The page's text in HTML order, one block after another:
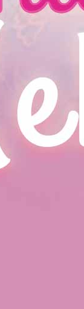
dan merupakan
sihir dan
nanti, aku pasti
12 tahun aku sakit
Di dalam
aku akan
arwah,
dan berguru
hidup.